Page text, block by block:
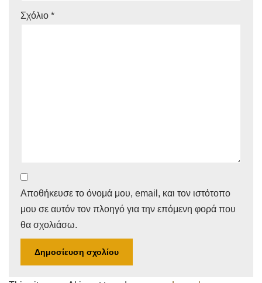
Σχόλιο *
Αποθήκευσε το όνομά μου, email, και τον ιστότοπο
μου σε αυτόν τον πλοηγό για την επόμενη φορά που
θα σχολιάσω.